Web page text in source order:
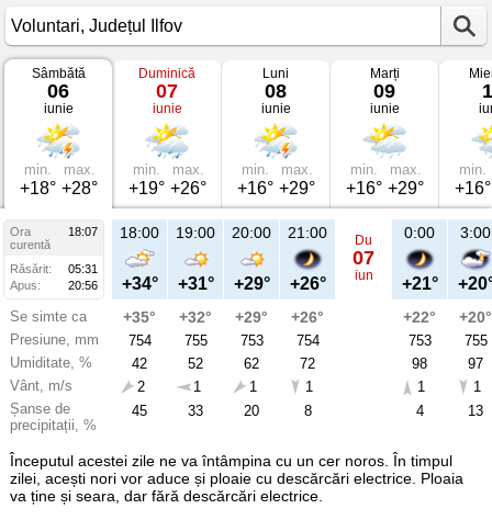
Vremea
Voluntari
06
iunie
2026
Județul
Ilfov
Sâmbătă
06
iunie
min.
+18°
max.
+28°
Duminică
07
iunie
min.
+19°
max.
+26°
Luni
08
iunie
min.
+16°
max.
+29°
Marți
09
iunie
min.
+16°
max.
+29°
min.
+16°
Ora
18:07
curentă
Răsărit:
05:31
Apus:
20:56
Se simte ca
Presiune, mm
Umiditate, %
Vânt, m/s
Șanse de
precipitații, %
18:00
+34°
+35°
754
42
2
45
19:00
+31°
+32°
755
52
1
33
20:00
+29°
+29°
753
62
1
20
21:00
+26°
+26°
754
72
1
8
Du
07
iun
0:00
+21°
+22°
753
98
1
4
3:00
+20°
755
97
1
13
Începutul acestei zile ne va întâmpina cu un cer noros. În timpul
zilei, acești nori vor aduce și ploaie cu descărcări electrice. Ploaia
va ține și seara, dar fără descărcări electrice.